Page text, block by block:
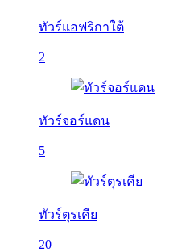
ทัวร์แอฟริกาใต้
2
ทัวร์จอร์แดน
5
ทัวร์ตุรเคีย
20